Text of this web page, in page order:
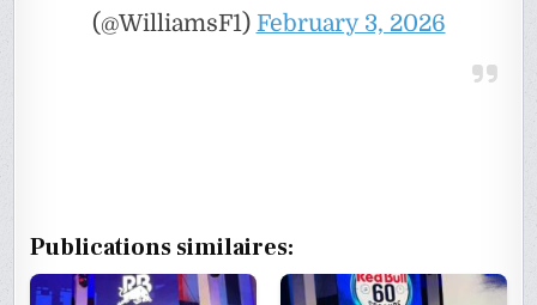
(@WilliamsF1) February 3, 2026
Publications similaires: